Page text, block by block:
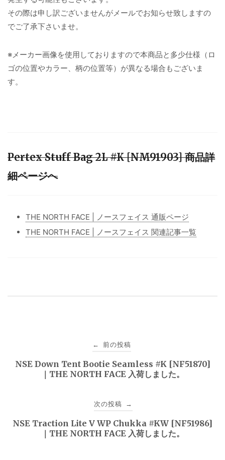
その際は申し訳ございませんがメールでお知らせ致しますの
でご了承下さいませ。
※メーカー画像を使用しておりますので本商品と多少仕様（ロ
ゴの位置やカラー、柄の位置等）が異なる場合もございま
す。
Pertex Stuff Bag 2L #K [NM91903] 商品詳
細ページへ
THE NORTH FACE | ノースフェイス 通販ページ
THE NORTH FACE | ノースフェイス 関連記事一覧
稿
ゲ
← 前の投稿
NSE Down Tent Bootie Seamless #K [NF51870]
｜THE NORTH FACE 入荷しました。
次の投稿 →
NSE Traction Lite V WP Chukka #KW [NF51986]
｜THE NORTH FACE 入荷しました。